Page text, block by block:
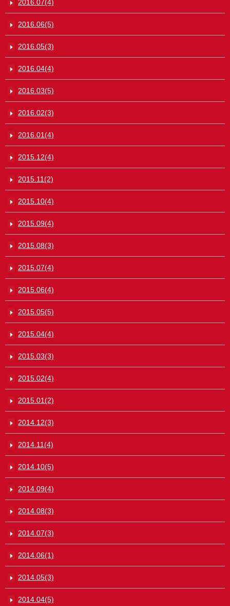
2016.07(4)
2016.06(5)
2016.05(3)
2016.04(4)
2016.03(5)
2016.02(3)
2016.01(4)
2015.12(4)
2015.11(2)
2015.10(4)
2015.09(4)
2015.08(3)
2015.07(4)
2015.06(4)
2015.05(5)
2015.04(4)
2015.03(3)
2015.02(4)
2015.01(2)
2014.12(3)
2014.11(4)
2014.10(5)
2014.09(4)
2014.08(3)
2014.07(3)
2014.06(1)
2014.05(3)
2014.04(5)